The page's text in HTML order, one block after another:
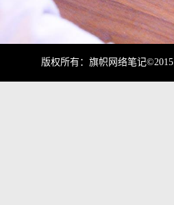
版权所有：旗帜网络笔记©2015